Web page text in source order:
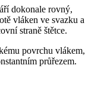
dokonale rovný,
vláken ve svazku a
straně štětce.
povrchu vlákem,
průřezem.